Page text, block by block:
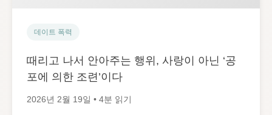
데이트 폭력
때리고 나서 안아주는 행위, 사랑이 아닌 ‘공
포에 의한 조련’이다
2026년 2월 19일 • 4분 읽기